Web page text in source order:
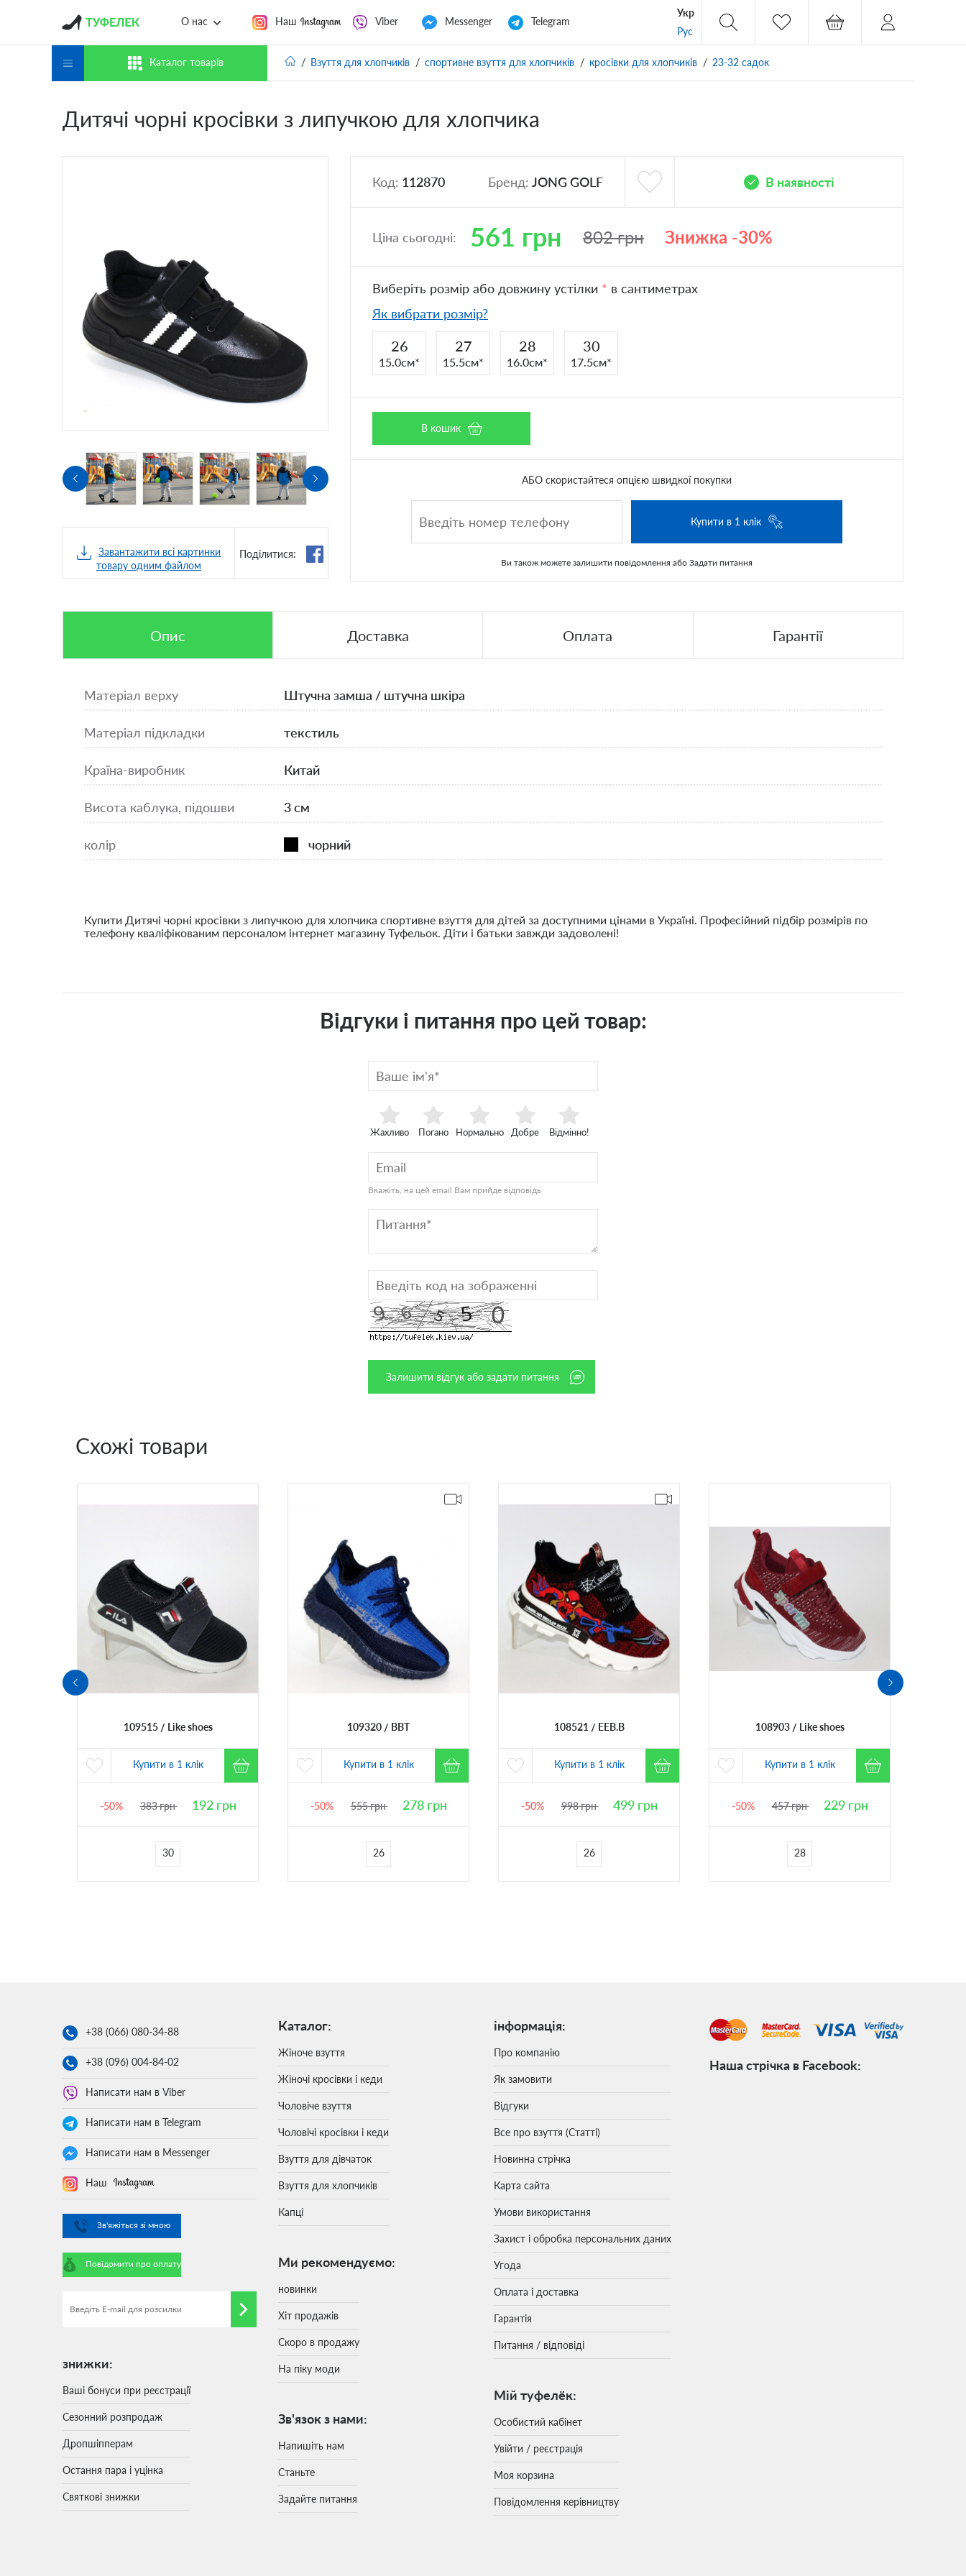
О нас Наш Viber Messenger Telegram
Укр
Рус
Каталог товарів Взуття для хлопчиків спортивне взуття для хлопчиків кросівки для хлопчиків 23-32 садок
Дитячі чорні кросівки з липучкою для хлопчика
Завантажити всі картинки
товару одним файлом
Поділитися:
Код: 112870 Бренд: JONG GOLF В наявності
Ціна сьогодні: 561 грн 802грн Знижка -30%
Виберіть розмір або довжину устілки * в сантиметрах
Як вибрати розмір?
26
15.0см
27
15.5см
28
16.0см
30
17.5см
В кошик
АБО скористайтеся опцією швидкої покупки
Купити в 1 клік
Ви також можете залишити повідомлення або Задати питання
Опис Доставка Оплата Гарантії
Матеріал верху Штучна замша / штучна шкіра
Матеріал підкладки текстиль
Країна-виробник Китай
Висота каблука, підошви 3 см
колір чорний
Купити Дитячі чорні кросівки з липучкою для хлопчика спортивне взуття для дітей за доступними цінами в Україні. Професійний підбір розмірів по
телефону кваліфікованим персоналом інтернет магазину Туфельок. Діти і батьки завжди задоволені!
Відгуки і питання про цей товар:
Жахливо Погано Нормально Добре Відмінно!
Вкажіть, на цей email Вам прийде відповідь
Залишити відгук або задати питання
Схожі товари
109515 Like shoes
Купити в 1 клік
-50% 383грн 192грн
30
109320 BBT
Купити в 1 клік
-50% 555грн 278грн
26
108521 EEB.B
Купити в 1 клік
-50% 998грн 499грн
26
108903 Like shoes
Купити в 1 клік
-50% 457грн 229грн
28
+38 (066) 080-34-88
+38 (096) 004-84-02
Написати нам в Viber
Написати нам в Telegram
Написати нам в Messenger
Наш
Зв'яжіться зі мною
Повідомити про оплату
знижки:
Ваші бонуси при реєстрації
Сезонний розпродаж
Дропшіпперам
Остання пара і уцінка
Святкові знижки
Каталог:
Жіноче взуття
Жіночі кросівки і кеди
Чоловіче взуття
Чоловічі кросівки і кеди
Взуття для дівчаток
Взуття для хлопчиків
Капці
Ми рекомендуємо:
новинки
Хіт продажів
Скоро в продажу
На піку моди
Зв'язок з нами:
Напишіть нам
Станьте
Задайте питання
інформація:
Про компанію
Як замовити
Відгуки
Все про взуття (Статті)
Новинна стрічка
Карта сайта
Умови використання
Захист і обробка персональних даних
Угода
Оплата і доставка
Гарантія
Питання / відповіді
Мій туфелёк:
Особистий кабінет
Увійти / реєстрація
Моя корзина
Повідомлення керівництву
Наша стрічка в Facebook: